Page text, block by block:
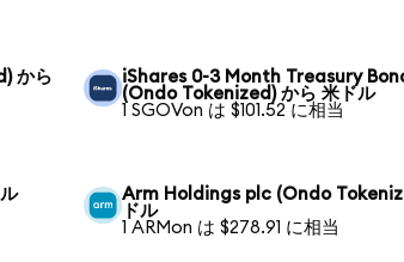
から
iShares 0-3 Month Treasury
(Ondo Tokenized) から 米ドル
1 SGOVon は $101.52 に相当
Arm Holdings plc (Ondo
ドル
1 ARMon は $278.91 に相当